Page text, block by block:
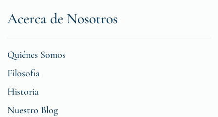
Acerca de Nosotros
Quiénes Somos
Filosofia
Historia
Nuestro Blog